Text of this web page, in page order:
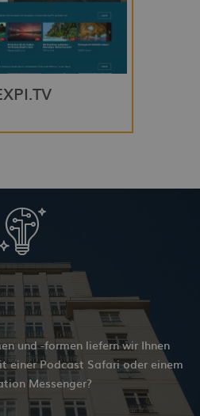
und -formen liefern wir Ihnen
einer Podcast Safari oder einem
Messenger?